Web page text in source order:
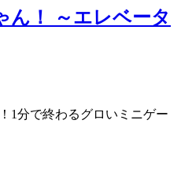
ん！ ～エレベータ
1分で終わるグロいミニゲー